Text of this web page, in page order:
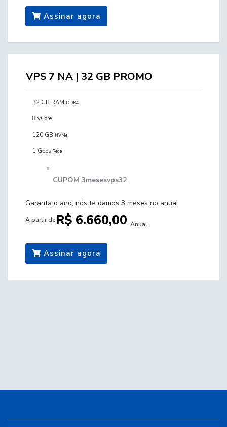
Assinar agora
VPS 7 NA | 32 GB PROMO
32 GB RAM DDR4
8 vCore
120 GB NVMe
1 Gbps Rede
CUPOM 3mesesvps32
Garanta o ano, nós te damos 3 meses no anual
A partir deR$ 6.660,00 Anual
Assinar agora